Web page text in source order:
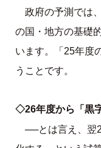
政府の予測では
の国・地方の基礎
います。「25年度
うことです。
◇26年度から「黒
──とは言え、翌